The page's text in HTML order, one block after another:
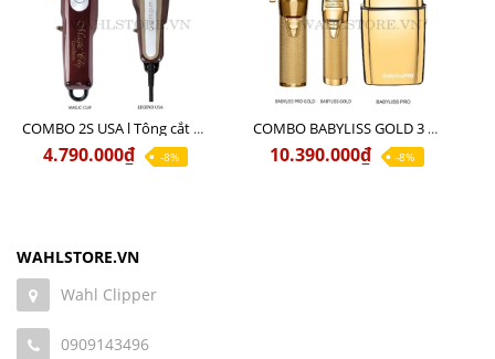
COMBO 2S USA l Tông cắt LEGEND USA CÓ DÂY 220V + Tông pin MAGIC CLIP
4.790.000₫ -8%
COMBO BABYLISS GOLD 3 cao cấp chính hãng
10.390.000₫ -8%
WAHLSTORE.VN
Wahl Clipper
0909143496